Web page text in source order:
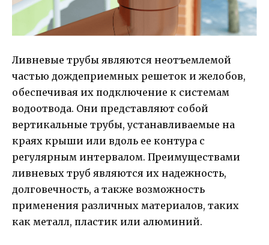
Ливневые трубы являются неотъемлемой
частью дождеприемных решеток и желобов,
обеспечивая их подключение к системам
водоотвода. Они представляют собой
вертикальные трубы, устанавливаемые на
краях крыши или вдоль ее контура с
регулярным интервалом. Преимуществами
ливневых труб являются их надежность,
долговечность, а также возможность
применения различных материалов, таких
как металл, пластик или алюминий.